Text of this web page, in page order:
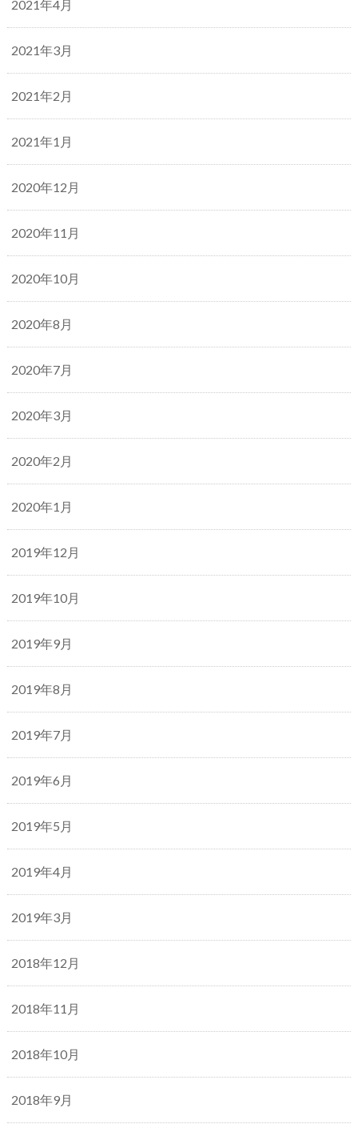
2021年4月
2021年3月
2021年2月
2021年1月
2020年12月
2020年11月
2020年10月
2020年8月
2020年7月
2020年3月
2020年2月
2020年1月
2019年12月
2019年10月
2019年9月
2019年8月
2019年7月
2019年6月
2019年5月
2019年4月
2019年3月
2018年12月
2018年11月
2018年10月
2018年9月